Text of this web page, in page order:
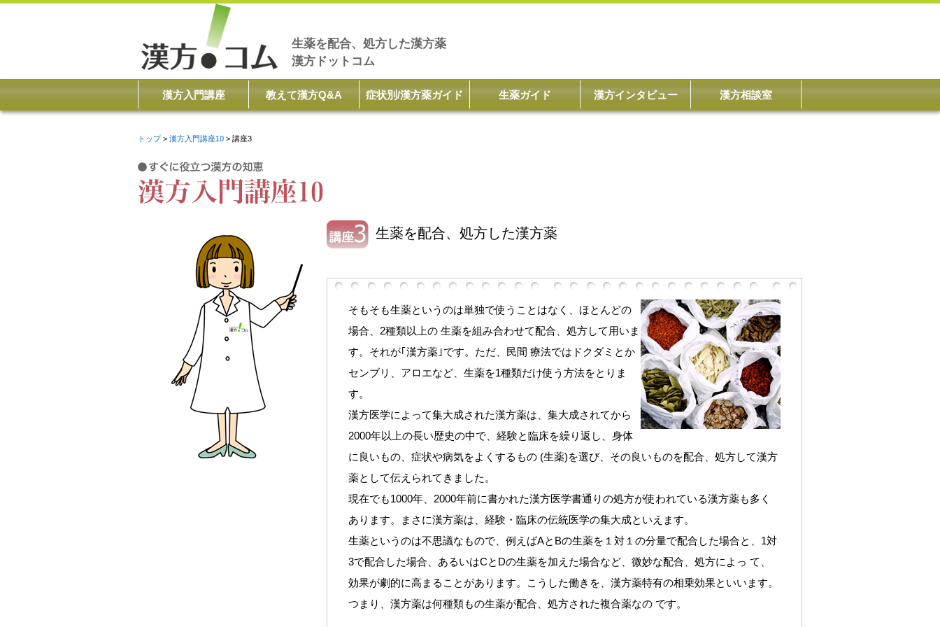
生薬を配合、処方した漢方薬
漢方ドットコム
漢方入門講座 教えて漢方Q&A 症状別/漢方薬ガイド 生薬ガイド 漢方インタビュー 漢方相談室
トップ 漢方入門講座10 講座3
生薬を配合、処方した漢方薬
そもそも生薬というのは単独で使うことはなく、ほとんどの
場合、2種類以上の 生薬を組み合わせて配合、処方して用いま
す。それが｢漢方薬｣です。ただ、民間 療法ではドクダミとか
センブリ、アロエなど、生薬を1種類だけ使う方法をとりま
す。
漢方医学によって集大成された漢方薬は、集大成されてから
2000年以上の長い歴史の中で、経験と臨床を繰り返し、身体
に良いもの、症状や病気をよくするもの (生薬)を選び、その良いものを配合、処方して漢方
薬として伝えられてきました。
現在でも1000年、2000年前に書かれた漢方医学書通りの処方が使われている漢方薬も多く
あります。まさに漢方薬は、経験・臨床の伝統医学の集大成といえます。
生薬というのは不思議なもので、例えばAとBの生薬を１対１の分量で配合した場合と、1対
3で配合した場合、あるいはCとDの生薬を加えた場合など、微妙な配合、処方によっ て、
効果が劇的に高まることがあります。こうした働きを、漢方薬特有の相乗効果といいます。
つまり、漢方薬は何種類もの生薬が配合、処方された複合薬なの です。